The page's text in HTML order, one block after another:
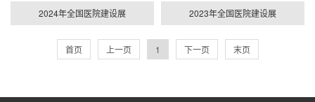
2024年全国医院建设展 2023年全国医院建设展
首页 上一页 1 下一页 末页